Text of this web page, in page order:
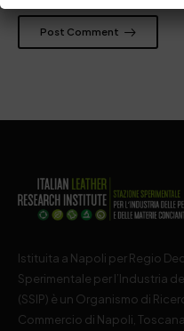
Post Comment
Istituita a Napoli per Regio
Sperimentale per l’Industria
(SSIP) è un Organismo di
Commercio di Napoli,